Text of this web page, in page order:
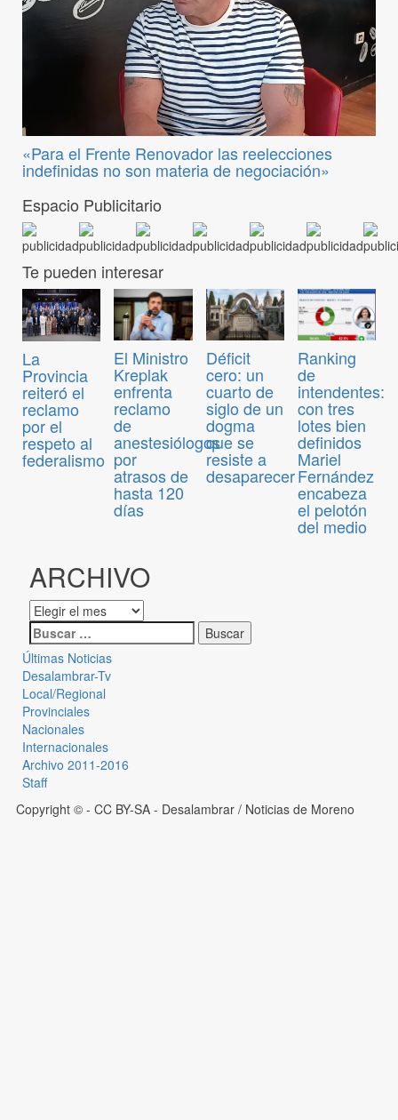
«Para el Frente Renovador las reelecciones
indefinidas no son materia de negociación»
Espacio Publicitario
Te pueden interesar
La
Provincia
reiteró el
reclamo
por el
respeto al
federalismo
El Ministro
Kreplak
enfrenta
reclamo
de
anestesiólogos
por
atrasos de
hasta 120
días
Déficit
cero: un
cuarto de
siglo de un
dogma
que se
resiste a
desaparecer
Ranking
de
intendentes:
con tres
lotes bien
definidos
Mariel
Fernández
encabeza
el pelotón
del medio
ARCHIVO
Últimas Noticias
Desalambrar-Tv
Local/Regional
Provinciales
Nacionales
Internacionales
Archivo 2011-2016
Staff
Copyright © - CC BY-SA - Desalambrar / Noticias de Moreno